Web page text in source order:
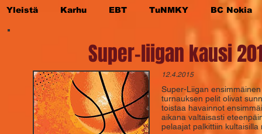
Yleistä Karhu EBT TuNMKY BC Nokia
Super-liigan kausi
12.4.2015
Super-Liigan
turnauksen pelit olivat
toistaa havainnot
aikana valtaisasti
pelaajat palkittiin